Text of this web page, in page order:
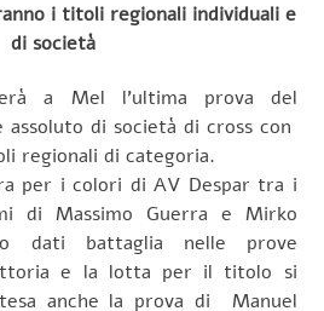
i titoli regionali individuali e
di società
a Mel l’ultima prova del
assoluto di società di cross con
regionali di categoria.
per i colori di AV Despar tra i
di Massimo Guerra e Mirko
dati battaglia nelle prove
e la lotta per il titolo si
anche la prova di Manuel